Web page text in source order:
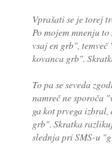
Vprašati se je torej
Po mojem mnenju
vsaj en grb",
kovanca grb".
To pa se seveda
namreč ne sporoča
ga kot prvega izbral,
grb". Skratka
slednja pri SMS-u